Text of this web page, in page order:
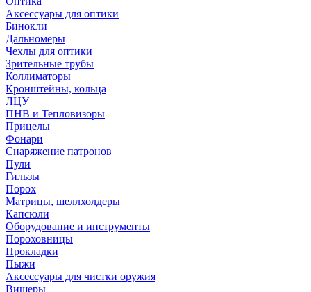
Аксессуары для оптики
Бинокли
Дальномеры
Чехлы для оптики
Зрительные трубы
Коллиматоры
Кронштейны, кольца
ЛЦУ
ПНВ и Тепловизоры
Прицелы
Фонари
Снаряжение патронов
Пули
Гильзы
Порох
Матрицы, шеллхолдеры
Капсюли
Оборудование и инструменты
Пороховницы
Прокладки
Пыжи
Аксессуары для чистки оружия
Вишеры